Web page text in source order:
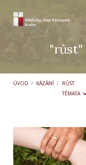
"růst"
ÚVOD / KÁZÁNÍ / RŮST
TÉMATA
"růst"
Tagged
Kázání